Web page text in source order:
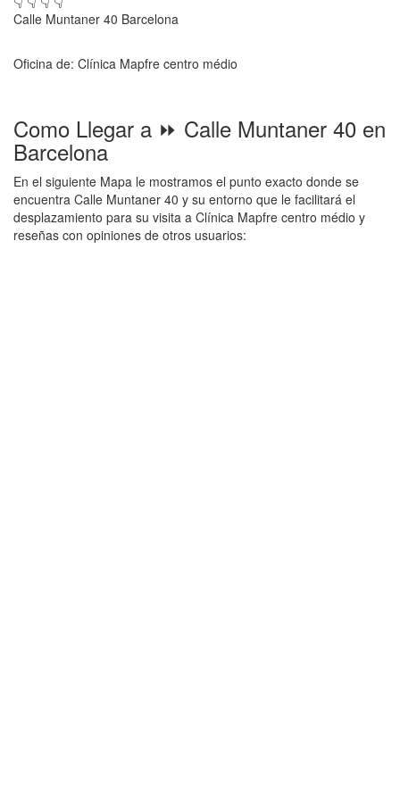
Calle Muntaner 40 Barcelona
Oficina de: Clínica Mapfre centro médio
Como Llegar a ⏩ Calle Muntaner 40 en
Barcelona
En el siguiente Mapa le mostramos el punto exacto donde se
encuentra Calle Muntaner 40 y su entorno que le facilitará el
desplazamiento para su visita a Clínica Mapfre centro médio y
reseñas con opiniones de otros usuarios: